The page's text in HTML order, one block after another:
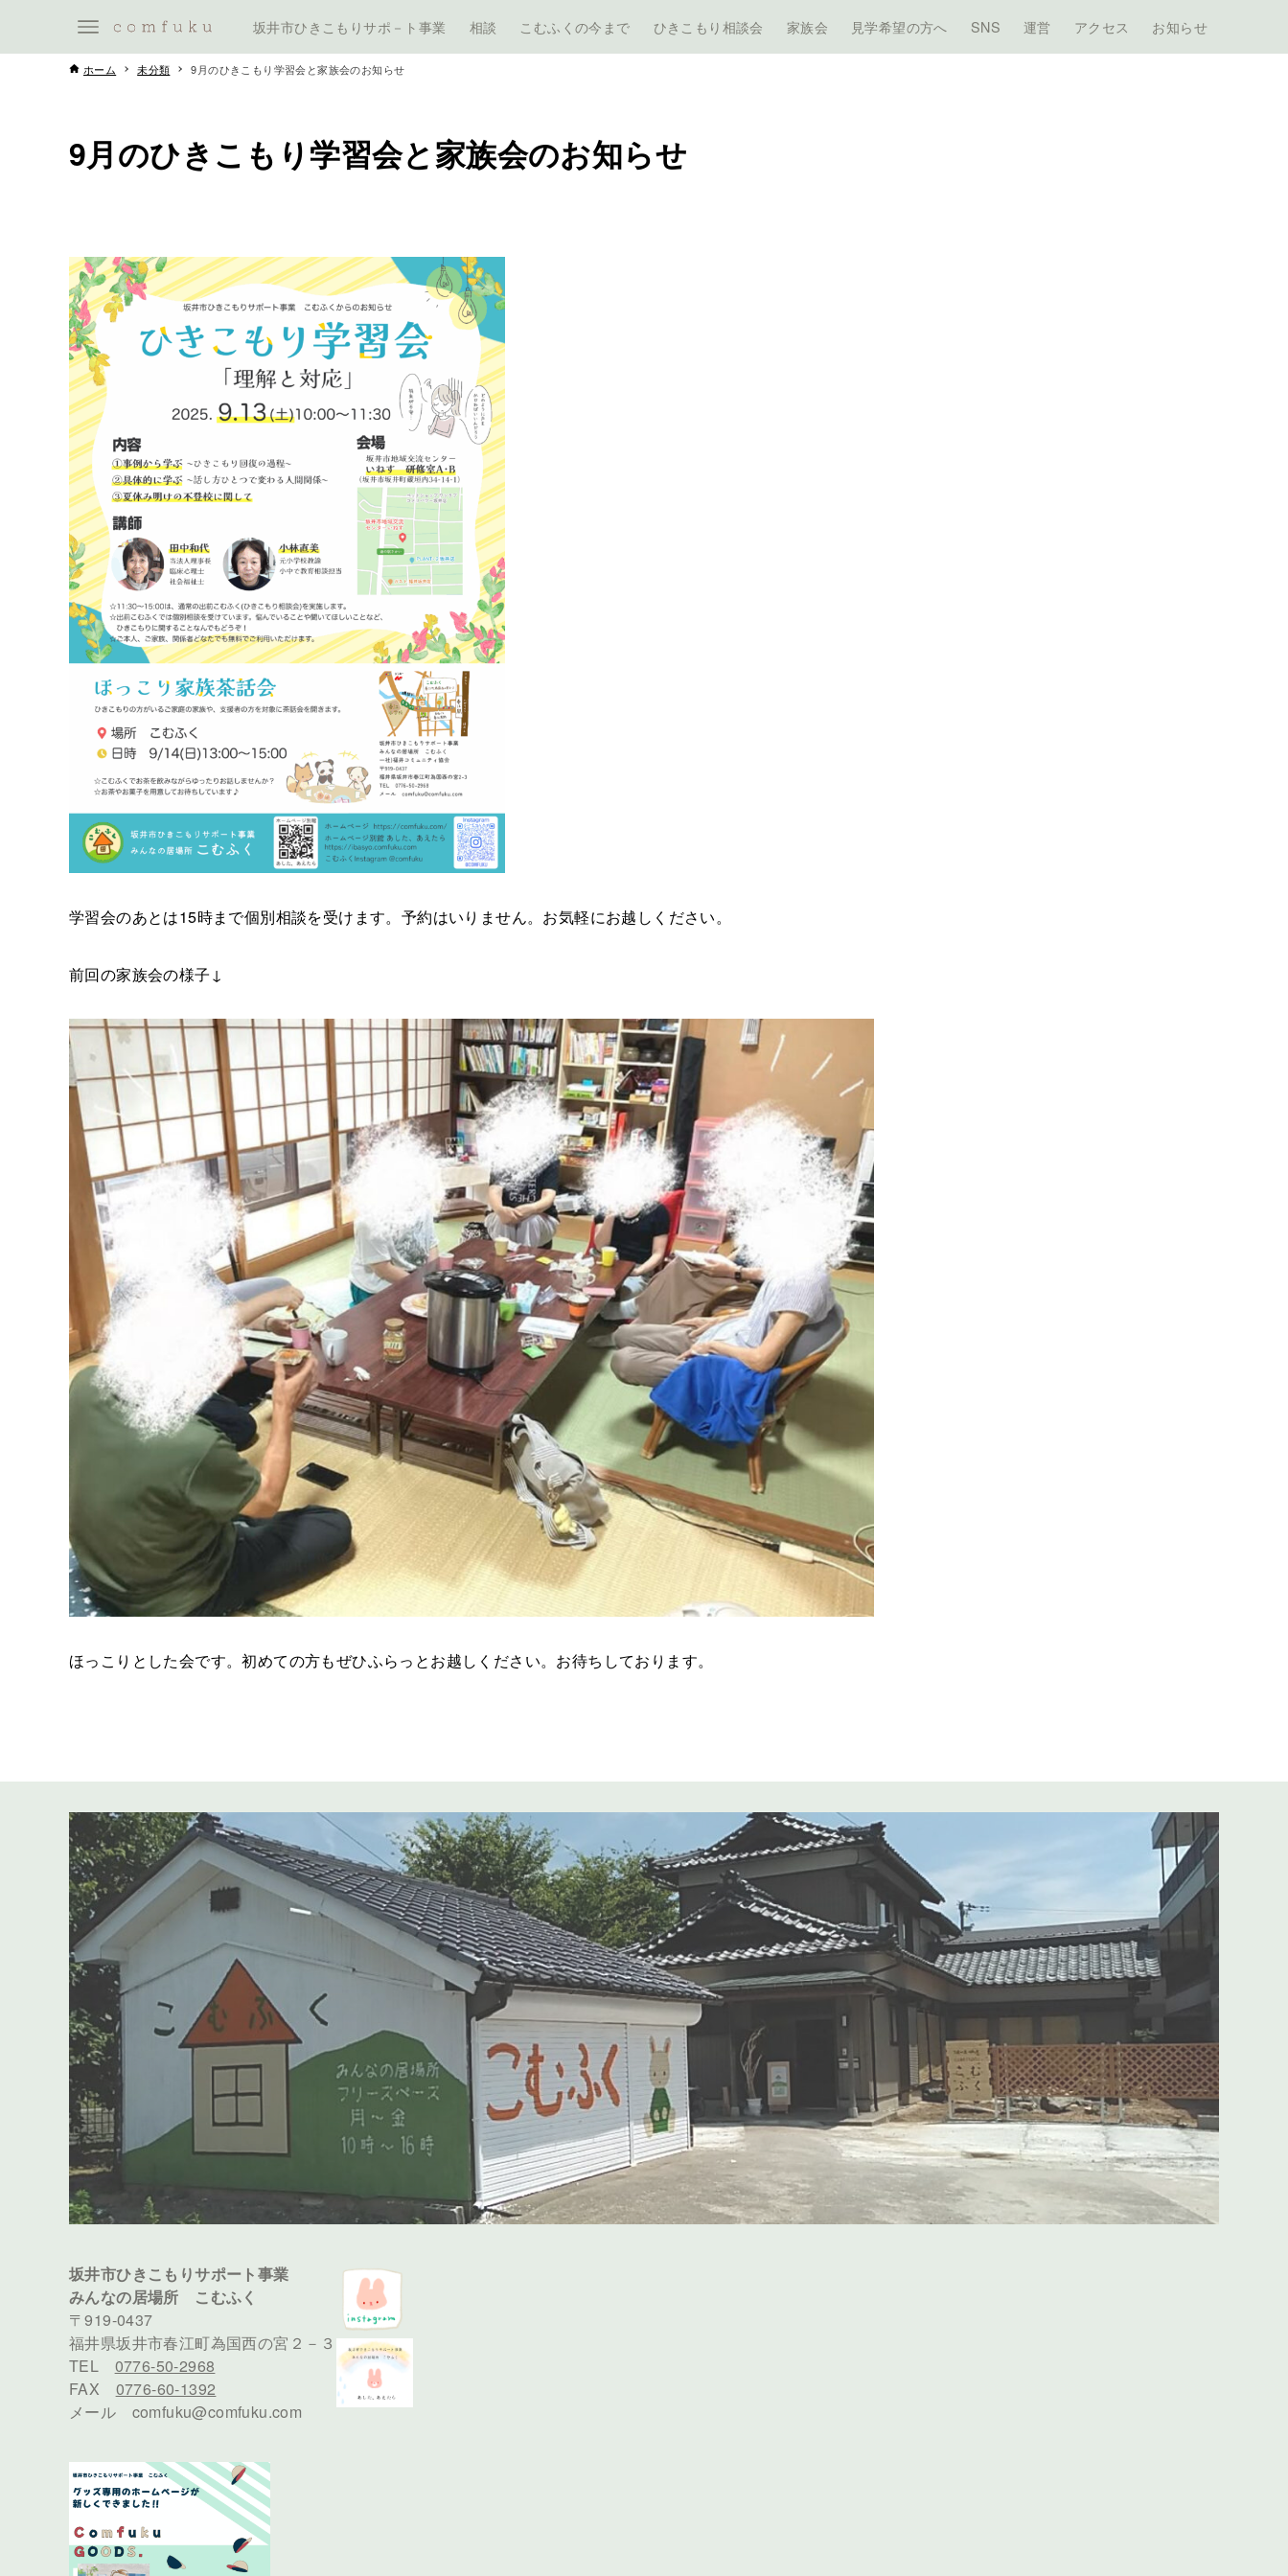
坂井市ひきこもりサポ－ト事業 相談 こむふくの今まで ひきこもり相談会 家族会 見学希望の方へ SNS 運営 アクセス お知らせ
ホーム 未分類 9月のひきこもり学習会と家族会のお知らせ
9月のひきこもり学習会と家族会のお知らせ
学習会のあとは15時まで個別相談を受けます。予約はいりません。お気軽にお越しください。
前回の家族会の様子↓
ほっこりとした会です。初めての方もぜひふらっとお越しください。お待ちしております。
坂井市ひきこもりサポート事業
みんなの居場所 こむふく
〒919-0437
福井県坂井市春江町為国西の宮２－３
TEL 0776-50-2968
FAX 0776-60-1392
メール comfuku@comfuku.com